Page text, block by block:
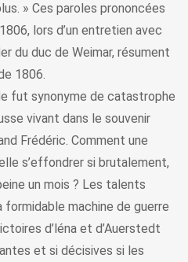
» Ces paroles prononcées
lors d’un entretien avec
du duc de Weimar, résument
1806.
fut synonyme de catastrophe
vivant dans le souvenir
Frédéric. Comment une
s’effondrer si brutalement,
un mois ? Les talents
machine de guerre
d’léna et d’Auerstedt
et si décisives si les